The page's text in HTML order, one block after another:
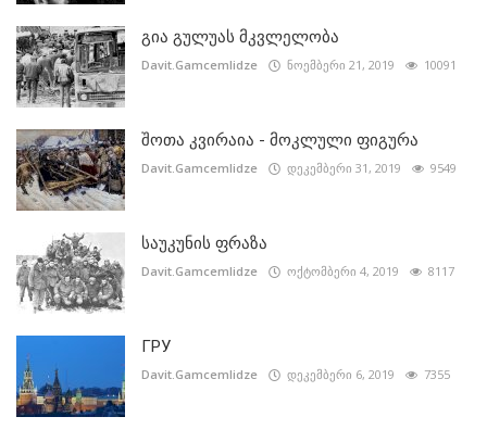
გია გულუას მკვლელობა
Davit.Gamcemlidze ნოემბერი 21, 2019 10091
შოთა კვირაია - მოკლული ფიგურა
Davit.Gamcemlidze დეკემბერი 31, 2019 9549
საუკუნის ფრაზა
Davit.Gamcemlidze ოქტომბერი 4, 2019 8117
ГРУ
Davit.Gamcemlidze დეკემბერი 6, 2019 7355